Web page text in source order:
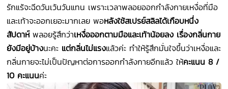
รักแร้จะฉีดวันเว้นวันแทน เพราะเวลาพลอยออกกำลังกายเหงื่อที่มือ
และเท้าจะออกเยอะมากเลย พอหลังใช้สเปรย์สลิลได้เกือบหนึ่ง
สัปดาห์พลอยรู้สึกว่าเหงื่อออกตามมือและเท้าน้อยลง เรื่องกลิ่นกาย
ยังมีอยู่บ้างนะคะ แต่กลิ่นไม่แรงแล้วค่ะ ทำให้รู้สึกมั่นใจขึ้นว่าเหงื่อและ
กลิ่นกายจะไม่เป็นปัญหาต่อการออกกำลังกายอีกแล้ว ให้คะแนน 8 /
10 คะแนนค่ะ